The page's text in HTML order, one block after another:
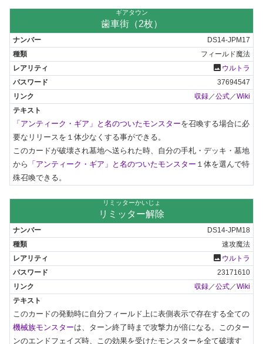
ギアタウン
歯車街（2枚）
DS14-JPM17
フィールド魔法
photo ウルトラ
37694547
収録／公式／Wiki
「アンティーク・ギア」と名のついたモンスターを召喚する場合に必
要なリリースを１体少なくする事ができる。
このカードが破壊され墓地へ送られた時、自分の手札・デッキ・墓地
から 「アンティーク・ギア」と名のついたモンスター １体を選んで特
殊召喚できる。
リミッターかいじょ
リミッター解除
DS14-JPM18
速攻魔法
photo ウルトラ
23171610
収録／公式／Wiki
このカードの発動時に自分フィールド上に表側表示で存在する全ての
機械族モンスターは、ターン終了時まで攻撃力が倍になる。このター
ンのエンドフェイズ時、この効果を受けたモンスターを全て破壊す